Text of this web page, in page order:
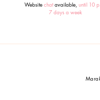
Website chatavailable, until 10
7 days a week